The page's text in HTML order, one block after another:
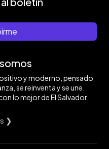
y moderno, pensado
se reinventa y se une.
lo mejor de El Salvador.
❯